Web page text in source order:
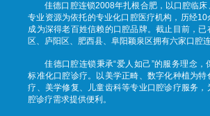
佳德口腔连锁2008年扎根合肥，以口腔临
专业资源为依托的专业化口腔医疗机构，历经10
成为深得老百姓信赖的口腔品牌。截止目前，已
区、庐阳区、肥西县、阜阳颖泉区拥有六家口腔连
佳德口腔连锁秉承“爱人如己”的服务理念，
标准化口腔诊疗。以美学正畸、数字化种植为
疗、美学修复、儿童齿科等专业口腔诊疗服务，
腔诊疗需求提供便利。